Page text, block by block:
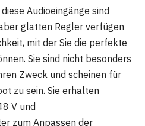
Audioeingänge sind
glatten Regler verfügen
mit der Sie die perfekte
Sie sind nicht besonders
Zweck und scheinen für
zu sein. Sie erhalten
V und
zum Anpassen der